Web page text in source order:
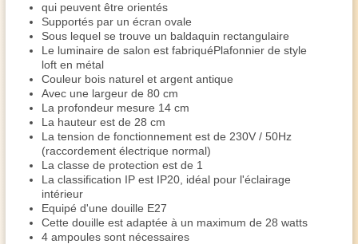
qui peuvent être orientés
Supportés par un écran ovale
Sous lequel se trouve un baldaquin rectangulaire
Le luminaire de salon est fabriquéPlafonnier de style
loft en métal
Couleur bois naturel et argent antique
Avec une largeur de 80 cm
La profondeur mesure 14 cm
La hauteur est de 28 cm
La tension de fonctionnement est de 230V / 50Hz
(raccordement électrique normal)
La classe de protection est de 1
La classification IP est IP20, idéal pour l'éclairage
intérieur
Equipé d'une douille E27
Cette douille est adaptée à un maximum de 28 watts
4 ampoules sont nécessaires